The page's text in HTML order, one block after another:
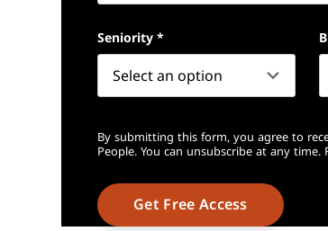
Seniority *
By submitting this form, you agree to
People. You can unsubscribe at any